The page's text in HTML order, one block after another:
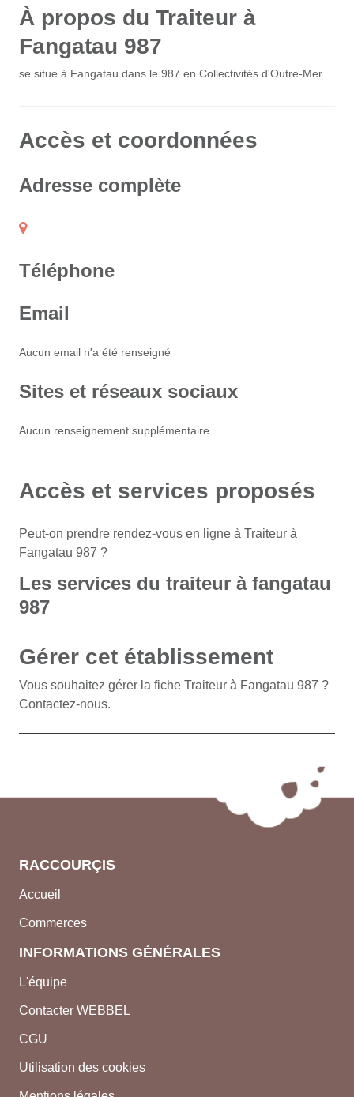
À propos du Traiteur à
Fangatau 987
se situe à Fangatau dans le 987 en Collectivités d'Outre-Mer
Accès et coordonnées
Adresse complète
Téléphone
Email
Aucun email n'a été renseigné
Sites et réseaux sociaux
Aucun renseignement supplémentaire
Accès et services proposés
Peut-on prendre rendez-vous en ligne à Traiteur à
Fangatau 987 ?
Les services du traiteur à fangatau
987
Gérer cet établissement
Vous souhaitez gérer la fiche Traiteur à Fangatau 987 ?
Contactez-nous.
RACCOURÇIS
Accueil
Commerces
INFORMATIONS GÉNÉRALES
L'équipe
Contacter WEBBEL
CGU
Utilisation des cookies